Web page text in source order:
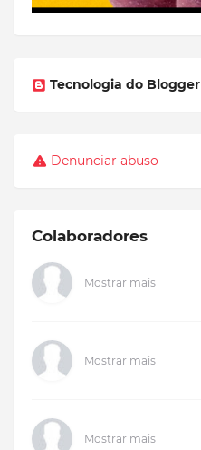
Tecnologia do Blogger
Denunciar abuso
Colaboradores
Mostrar mais
Mostrar mais
Mostrar mais